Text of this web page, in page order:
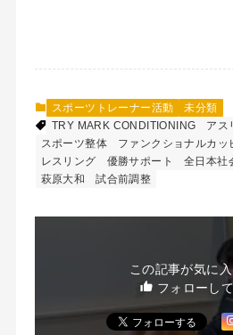
スポーツトレーナー活動
未分類
TRY MARK CONDITIONING
アス
スポーツ整体
ファンクショナルカッ
レスリング
優勝サポート 全日本社
萩原大和
試合前調整
この記事が気に
フォローして